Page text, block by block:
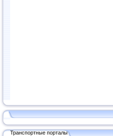
Транспортные порталы